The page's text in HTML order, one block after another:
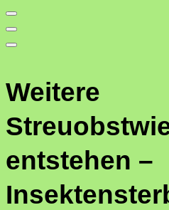
Weitere
entstehen –